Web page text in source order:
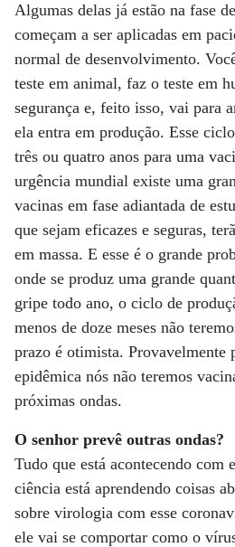
Algumas delas já estão na fase
começam a ser aplicadas em
normal de desenvolvimento.
teste em animal, faz o teste em
segurança e, feito isso, vai para
ela entra em produção. Esse
três ou quatro anos para uma
urgência mundial existe uma
vacinas em fase adiantada de
que sejam eficazes e seguras,
em massa. E esse é o grande
onde se produz uma grande
gripe todo ano, o ciclo de
menos de doze meses não
prazo é otimista. Provavelmente
epidêmica nós não teremos
próximas ondas.
O senhor prevê outras ondas?
Tudo que está acontecendo com
ciência está aprendendo coisas
sobre virologia com esse
ele vai se comportar como o